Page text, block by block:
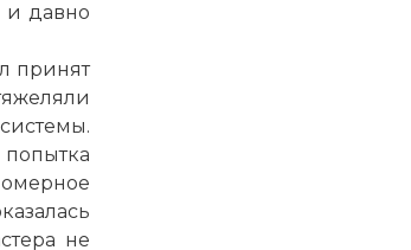
и давно
принят
не